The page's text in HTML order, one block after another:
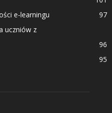
e-learningu
97
uczniów z
96
95